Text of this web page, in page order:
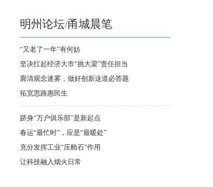
明州论坛/甬城晨笔
“又老了一年”有何妨
坚决扛起经济大市“挑大梁”责任担当
廓清观念迷雾，做好创新这道必答题
拓宽思路惠民生
跻身“万户俱乐部”是新起点
春运“最忙时”，应是“最暖处”
充分发挥工业“压舱石”作用
让科技融入烟火日常